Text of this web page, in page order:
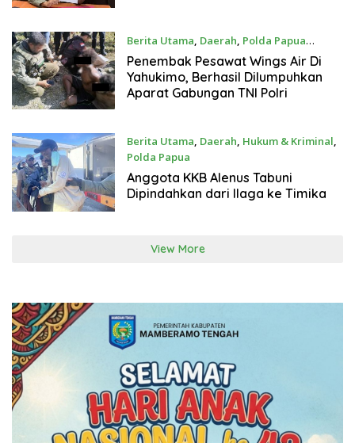
Berita Utama, Daerah, Polda Papua
February 23, 2024
Penembak Pesawat Wings Air Di
Yahukimo, Berhasil Dilumpuhkan
Aparat Gabungan TNI Polri
Berita Utama, Daerah, Hukum & Kriminal,
Polda Papua
February 22, 2024
Anggota KKB Alenus Tabuni
Dipindahkan dari Ilaga ke Timika
View More